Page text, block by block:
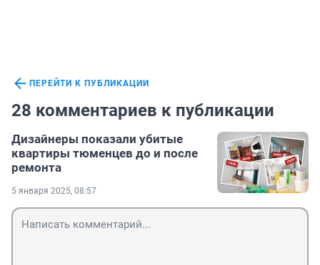
ПЕРЕЙТИ К ПУБЛИКАЦИИ
28 комментариев к публикации
Дизайнеры показали убитые
квартиры тюменцев до и после
ремонта
5 января 2025, 08:57